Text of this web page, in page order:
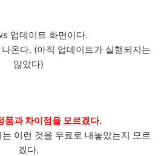
업데이트 화면이다.
온다. (아직 업데이트가 실행되지는
않았다)
품과 차이점을 모르겠다.
이런 것을 무료로 내놓았는지 모르
겠다.